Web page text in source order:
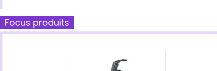
Focus produits